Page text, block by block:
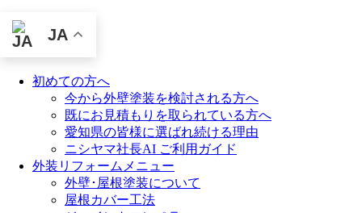
JA
初めての方へ
今から外壁塗装を検討される方へ
既にお見積もりを取られている方へ
愛知県の皆様に選ばれ続ける理由
ニシヤマ社長AI ご利用ガイド
外装リフォームメニュー
外壁･屋根塗装について
屋根カバー工法